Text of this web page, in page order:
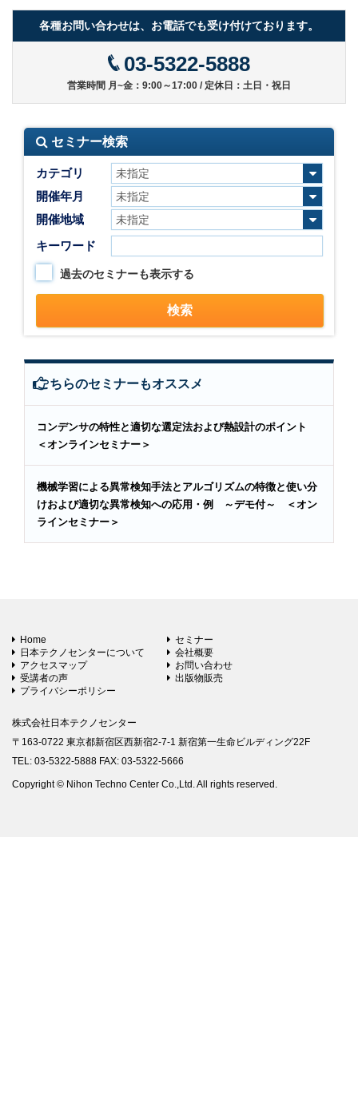
各種お問い合わせは、お電話でも受け付けております。
03-5322-5888
営業時間 月~金：9:00～17:00 / 定休日：土日・祝日
セミナー検索
カテゴリ
開催年月
開催地域
キーワード
過去のセミナーも表示する
こちらのセミナーもオススメ
コンデンサの特性と適切な選定法および熱設計のポイント
＜オンラインセミナー＞
機械学習による異常検知手法とアルゴリズムの特徴と使い分
けおよび適切な異常検知への応用・例 ～デモ付～ ＜オン
ラインセミナー＞
Home
セミナー
日本テクノセンターについて
会社概要
アクセスマップ
お問い合わせ
受講者の声
出版物販売
プライバシーポリシー
株式会社日本テクノセンター
〒163-0722 東京都新宿区西新宿2-7-1 新宿第一生命ビルディング22F
TEL: 03-5322-5888 FAX: 03-5322-5666
Copyright © Nihon Techno Center Co.,Ltd. All rights reserved.